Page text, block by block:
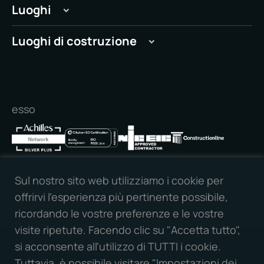
Luoghi
Londra
Manchester
Cambridge
Nottingham
Newcastle
Birmingham
Milton Keynes
Oxford
Lettura
Slough
Southampton
Luoghi di costruzione
esso
Collegatevi con noi:
Sul nostro sito web utilizziamo i cookie per
offrirvi l'esperienza più pertinente possibile,
ricordando le vostre preferenze e le vostre
visite ripetute. Facendo clic su "Accetta tutto",
si acconsente all'utilizzo di TUTTI i cookie.